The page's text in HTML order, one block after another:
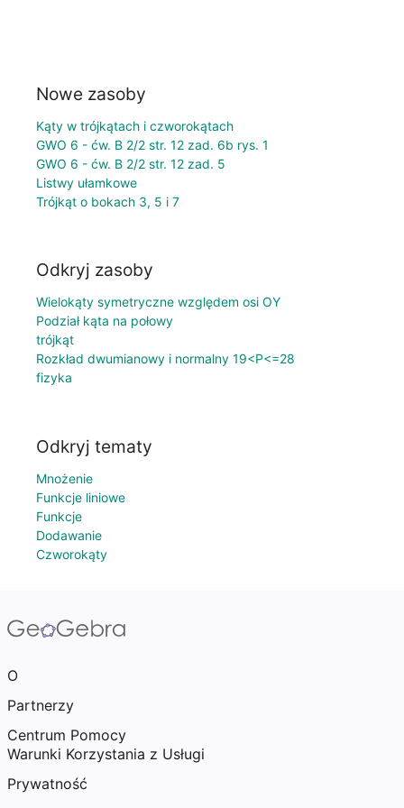
Nowe zasoby
Kąty w trójkątach i czworokątach
GWO 6 - ćw. B 2/2 str. 12 zad. 6b rys. 1
GWO 6 - ćw. B 2/2 str. 12 zad. 5
Listwy ułamkowe
Trójkąt o bokach 3, 5 i 7
Odkryj zasoby
Wielokąty symetryczne względem osi OY
Podział kąta na połowy
trójkąt
Rozkład dwumianowy i normalny 19<P<=28
fizyka
Odkryj tematy
Mnożenie
Funkcje liniowe
Funkcje
Dodawanie
Czworokąty
O
Partnerzy
Centrum Pomocy
Warunki Korzystania z Usługi
Prywatność